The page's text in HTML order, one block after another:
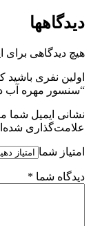
دیدگاهها
هیچ دیدگاهی
اولین نفری
“سنسور مهره آب
نشانی ایمیل شما
علامت‌گذاری
امتیاز شما
دیدگاه شما *